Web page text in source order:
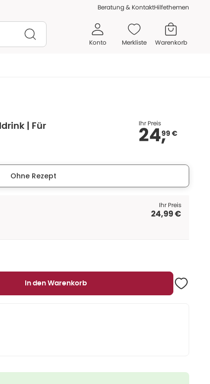
Beratung & KontaktHilfethemen
Konto Merkliste Warenkorb
| Für
Ihr Preis
24,99 €
Ohne Rezept
Ihr Preis
24,99 €
In den Warenkorb